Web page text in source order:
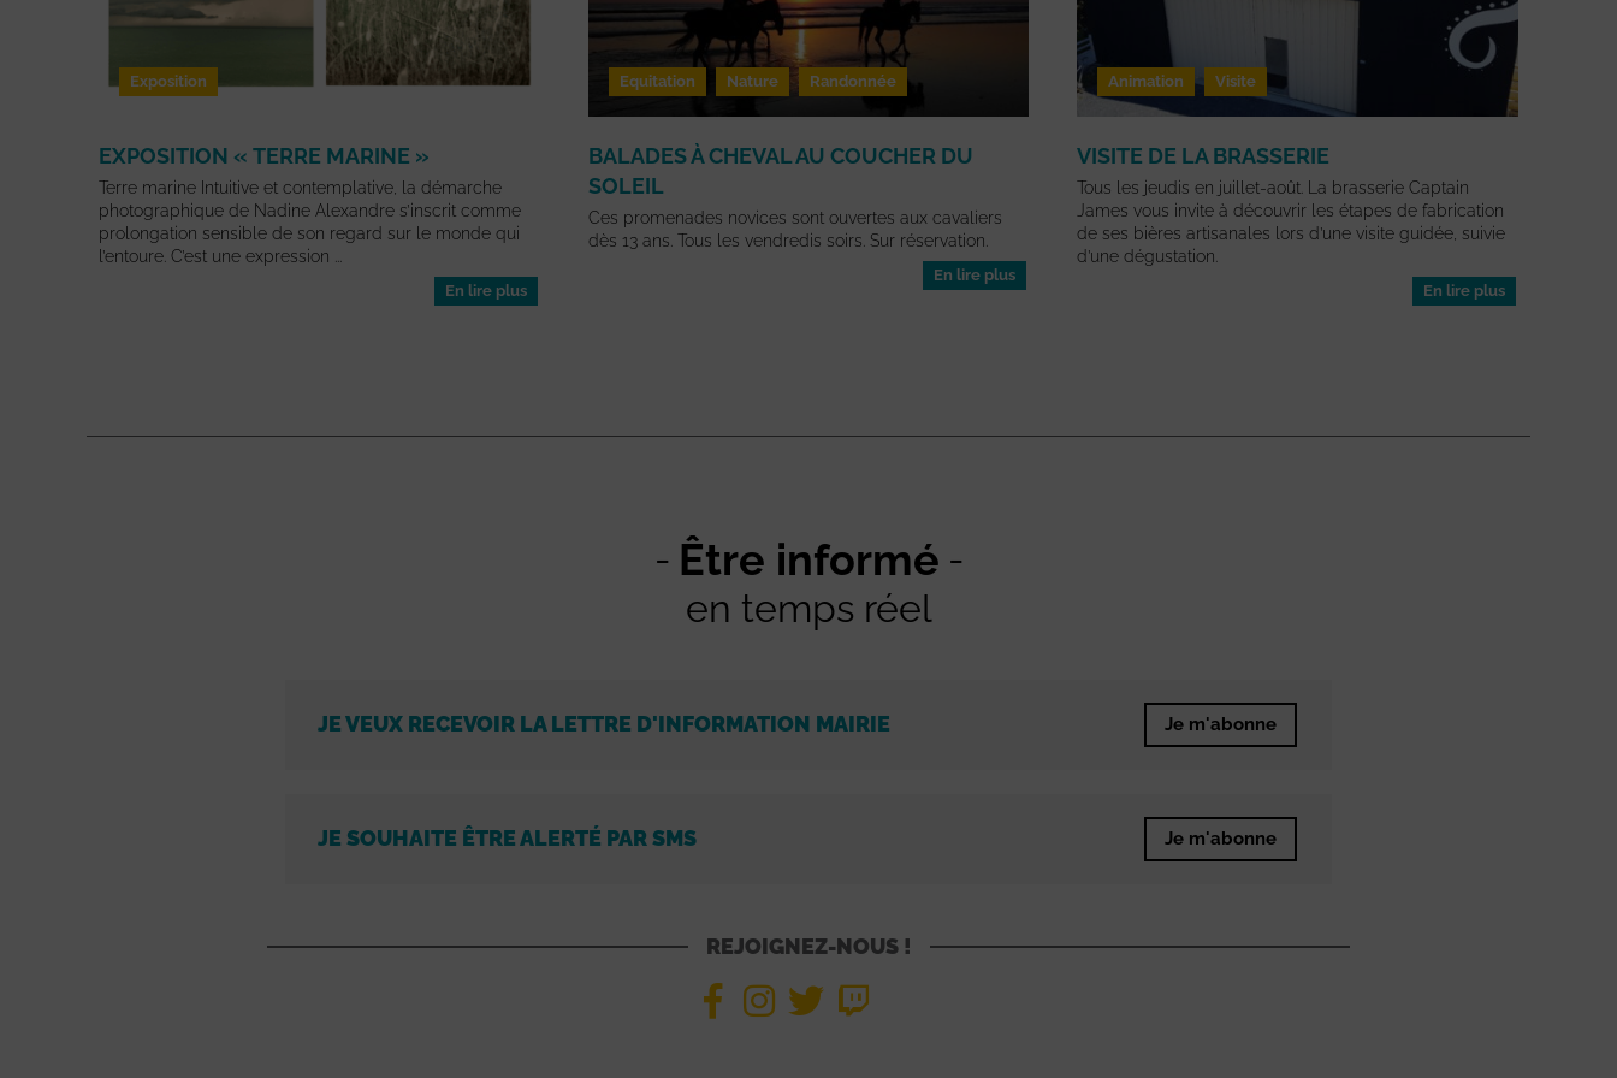
Exposition
EXPOSITION « TERRE MARINE »
Terre marine Intuitive et contemplative, la démarche
photographique de Nadine Alexandre s’inscrit comme
prolongation sensible de son regard sur le monde qui
l’entoure. C’est une expression ...
En lire plus
Equitation Nature Randonnée
BALADES À CHEVAL AU COUCHER DU
SOLEIL
Ces promenades novices sont ouvertes aux cavaliers
dès 13 ans. Tous les vendredis soirs. Sur réservation.
En lire plus
Animation Visite
VISITE DE LA BRASSERIE
Tous les jeudis en juillet-août. La brasserie Captain
James vous invite à découvrir les étapes de fabrication
de ses bières artisanales lors d’une visite guidée, suivie
d’une dégustation.
En lire plus
Être informé
en temps réel
JE VEUX RECEVOIR LA LETTRE D'INFORMATION MAIRIE Je m'abonne
JE SOUHAITE ÊTRE ALERTÉ PAR SMS Je m'abonne
REJOIGNEZ-NOUS !